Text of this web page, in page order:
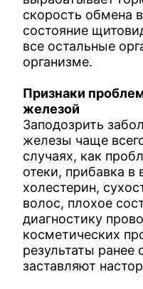
скорость обмена
состояние
все остальные
организме.
Признаки
железой
Заподозрить
железы чаще
случаях, как
отеки, прибавка
холестерин,
волос, плохое
диагностику
косметических
результаты ранее
заставляют